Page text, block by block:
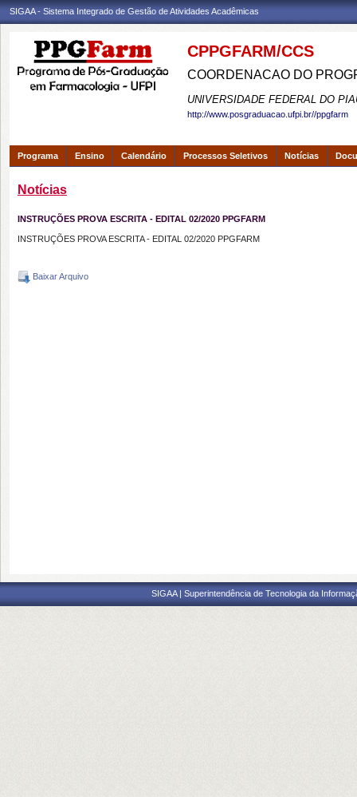
SIGAA - Sistema Integrado de Gestão de Atividades Acadêmicas
CPPGFARM/CCS
COORDENACAO DO
UNIVERSIDADE FEDERAL DO
http://www.posgraduacao.ufpi.br//ppgfarm
Programa Ensino Calendário Processos Seletivos Notícias
Notícias
INSTRUÇÕES PROVA ESCRITA - EDITAL 02/2020 PPGFARM
INSTRUÇÕES PROVA ESCRITA - EDITAL 02/2020 PPGFARM
Baixar Arquivo
SIGAA | Superintendência de Tecnologia da